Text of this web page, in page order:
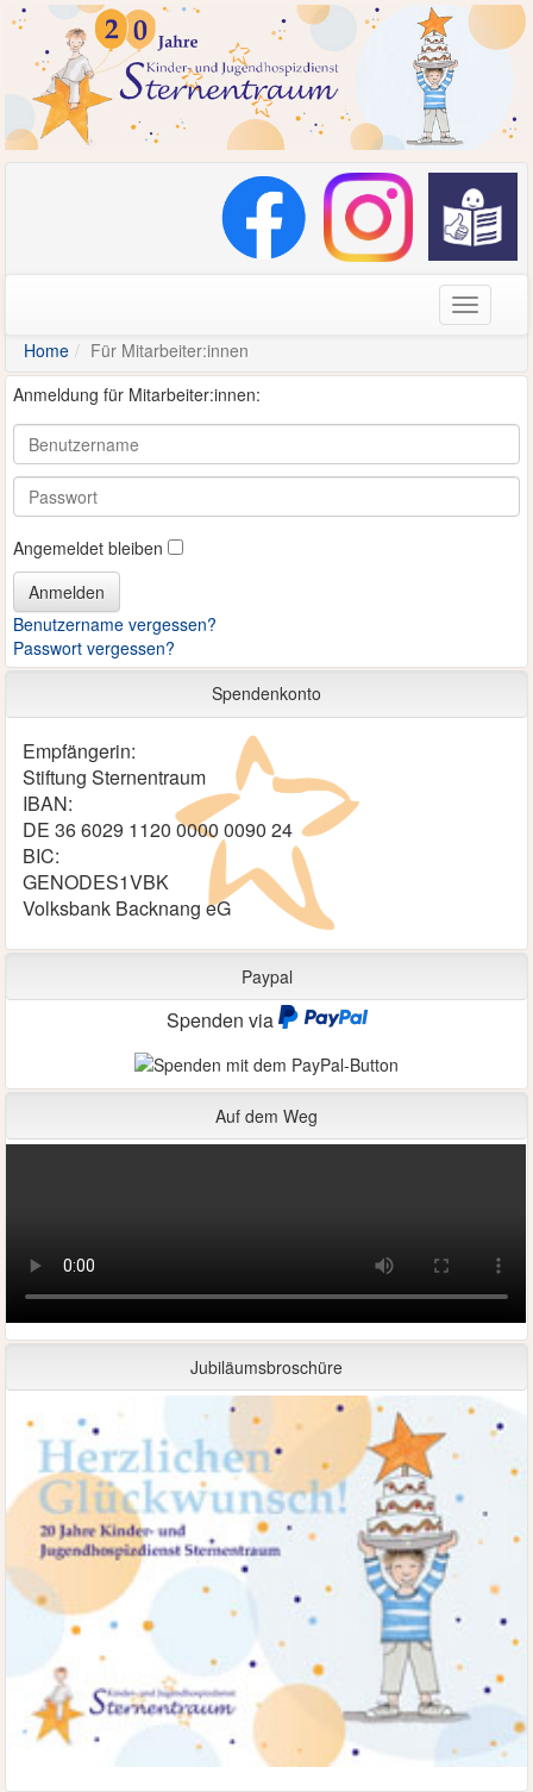
Home
Für Mitarbeiter:innen
Anmeldung für Mitarbeiter:innen:
Benutzername
Passwort
Angemeldet bleiben
Anmelden
Benutzername vergessen?
Passwort vergessen?
Spendenkonto
Empfängerin:
Stiftung Sternentraum
IBAN:
DE 36 6029 1120 0000 0090 24
BIC:
GENODES1VBK
Volksbank Backnang eG
Paypal
Spenden via
Auf dem Weg
Jubiläumsbroschüre